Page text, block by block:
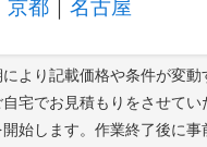
京都 ｜名古屋
より記載価格や条件が変動
宅でお見積もりをさせてい
始します。作業終了後に事